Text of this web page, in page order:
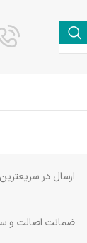
ارسال در
ضمانت اصالت و